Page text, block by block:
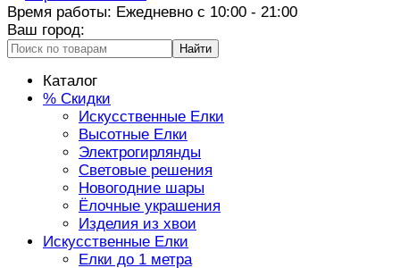
Время работы: Ежедневно с 10:00 - 21:00
Ваш город:
Найти
Каталог
% Скидки
Искусственные Елки
Высотные Елки
Электрогирлянды
Световые решения
Новогодние шары
Ёлочные украшения
Изделия из хвои
Искусственные Елки
Елки до 1 метра